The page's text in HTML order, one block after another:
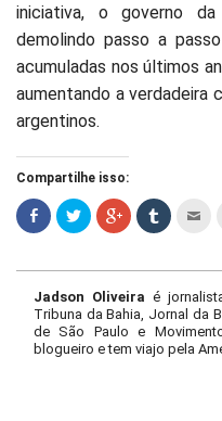
iniciativa, o governo da
demolindo passo a
acumuladas nos últimos
aumentando a verdadeira
argentinos.
Compartilhe isso:
Jadson Oliveira é
Tribuna da Bahia, Jornal da
de São Paulo e
blogueiro e tem viajo pela